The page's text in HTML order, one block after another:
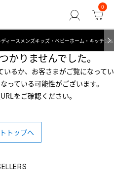
0
ディース メンズキッズ・ベビーホーム・キッチン
かりませんでした。
るか、お客さまがご覧になってい
っている可能性がございます。
をご確認ください。
トップへ